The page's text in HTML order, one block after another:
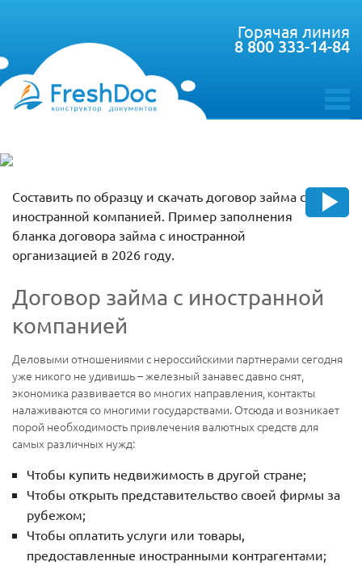
toggle
Горячая линия
8 800 333-14-84
Составить по образцу и скачать договор займа с
иностранной компанией. Пример заполнения
бланка договора займа с иностранной
организацией в 2026 году.
Договор займа с иностранной
компанией
Деловыми отношениями с нероссийскими партнерами сегодня
уже никого не удивишь – железный занавес давно снят,
экономика развивается во многих направления, контакты
налаживаются со многими государствами. Отсюда и возникает
порой необходимость привлечения валютных средств для
самых различных нужд:
Чтобы купить недвижимость в другой стране;
Чтобы открыть представительство своей фирмы за
рубежом;
Чтобы оплатить услуги или товары,
предоставленные иностранными контрагентами;